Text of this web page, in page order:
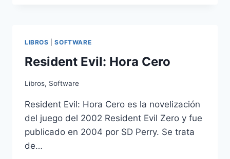
LIBROS |SOFTWARE
Resident Evil: Hora Cero
Libros, Software
Resident Evil: Hora Cero es la novelización
del juego del 2002 Resident Evil Zero y fue
publicado en 2004 por SD Perry. Se trata
de…